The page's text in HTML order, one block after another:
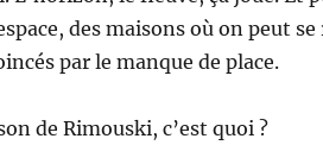
des maisons où on peut
par le manque de place.
de Rimouski, c’est quoi ?